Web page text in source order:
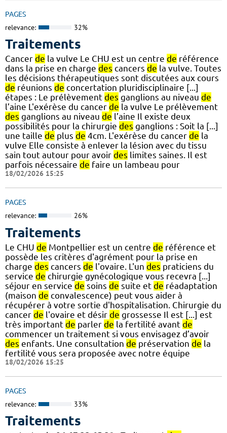
PAGES
relevance: 32%
Traitements
Cancer de la vulve Le CHU est un centre de référence
dans la prise en charge des cancers de la vulve. Toutes
les décisions thérapeutiques sont discutées aux cours
de réunions de concertation pluridisciplinaire [...]
étapes : Le prélèvement des ganglions au niveau de
l’aine L'exérèse du cancer de la vulve Le prélèvement
des ganglions au niveau de l’aine Il existe deux
possibilités pour la chirurgie des ganglions : Soit la [...]
une taille de plus de 4cm. L'exérèse du cancer de la
vulve Elle consiste à enlever la lésion avec du tissu
sain tout autour pour avoir des limites saines. Il est
parfois nécessaire de faire un lambeau pour
18/02/2026 15:25
PAGES
relevance: 26%
Traitements
Le CHU de Montpellier est un centre de référence et
possède les critères d'agrément pour la prise en
charge des cancers de l'ovaire. L'un des praticiens du
service de chirurgie gynécologique vous recevra [...]
séjour en service de soins de suite et de réadaptation
(maison de convalescence) peut vous aider à
récupérer à votre sortie d'hospitalisation. Chirurgie du
cancer de l'ovaire et désir de grossesse Il est [...] est
très important de parler de la fertilité avant de
commencer un traitement si vous envisagez d’avoir
des enfants. Une consultation de préservation de la
fertilité vous sera proposée avec notre équipe
18/02/2026 15:25
PAGES
relevance: 33%
Traitements